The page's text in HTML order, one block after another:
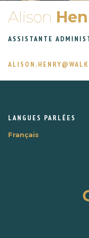
Alison
ASSISTANTE
LANGUES PARLÉES
Français